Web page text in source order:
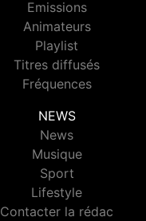
Emissions
Animateurs
Playlist
Titres diffusés
Fréquences
NEWS
News
Musique
Sport
Lifestyle
Contacter la rédac